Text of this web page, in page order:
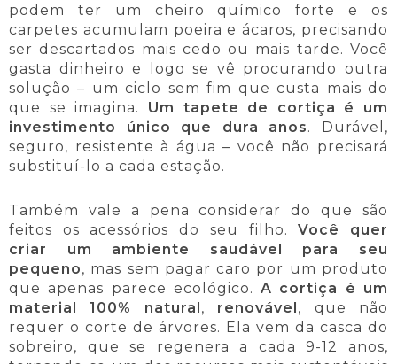
podem ter um cheiro químico forte e os
carpetes acumulam poeira e ácaros, precisando
ser descartados mais cedo ou mais tarde. Você
gasta dinheiro e logo se vê procurando outra
solução – um ciclo sem fim que custa mais do
que se imagina. Um tapete de cortiça é um
investimento único que dura anos. Durável,
seguro, resistente à água – você não precisará
substituí-lo a cada estação.
Também vale a pena considerar do que são
feitos os acessórios do seu filho.Você quer
criar um ambiente saudável para seu
pequeno, mas sem pagar caro por um produto
que apenas parece ecológico.A cortiça é um
material 100% natural, renovável, que não
requer o corte de árvores. Ela vem da casca do
sobreiro, que se regenera a cada 9-12 anos,